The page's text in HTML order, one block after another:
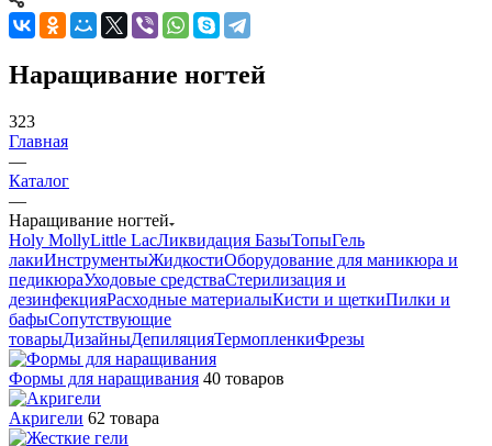
Наращивание ногтей
323
Главная
—
Каталог
—
Наращивание ногтей
Holy MollyLittle LacЛиквидация БазыТопыГель
лакиИнструментыЖидкостиОборудование для маникюра и
педикюраУходовые средстваСтерилизация и
дезинфекцияРасходные материалыКисти и щеткиПилки и
бафыСопутствующие
товарыДизайныДепиляцияТермопленкиФрезы
Формы для наращивания 40 товаров
Акригели 62 товара